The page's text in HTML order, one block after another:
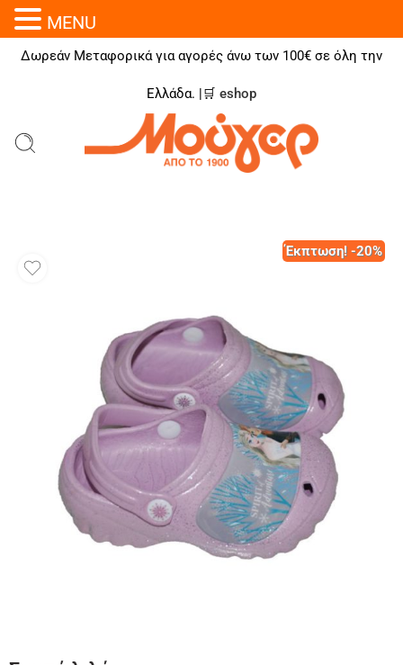
Δωρεάν Μεταφορικά για αγορές άνω των 100€ σε όλη την
Ελλάδα. |🛒 eshop
Έκπτωση! -20%
MENU